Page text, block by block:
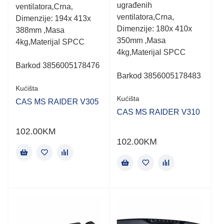
ventilatora,Crna,
Dimenzije: 194x 413x
388mm ,Masa
4kg,Materijal SPCC
Barkod 3856005178476
Kućišta
CAS MS RAIDER V305
102.00KM
ugrađenih
ventilatora,Crna,
Dimenzije: 180x 410x
350mm ,Masa
4kg,Materijal SPCC
Barkod 3856005178483
Kućišta
CAS MS RAIDER V310
102.00KM